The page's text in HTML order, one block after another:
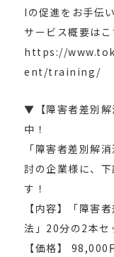
Iの促進をお手伝
サービス概要はこ
https://
ent/training/
▼【障害者差別解
中！
「障害者差別解
討の企業様に、
す！
【内容】「障害
法」20分の2本セ
【価格】 98,000